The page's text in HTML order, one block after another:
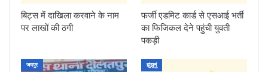
बिट्स में दाखिला करवाने के नाम
पर लाखों की ठगी
फर्जी एडमिट कार्ड से एसआई भर्ती
का फिजिकल देने पहुंची युवती
पकड़ी
जयपुर झुंझुनूं